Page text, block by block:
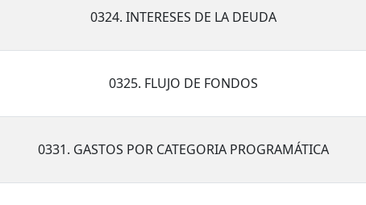
0324. INTERESES DE LA DEUDA
0325. FLUJO DE FONDOS
0331. GASTOS POR CATEGORIA PROGRAMÁTICA